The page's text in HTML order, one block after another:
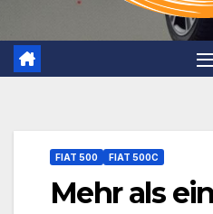
FIAT 500 FIAT 500C
Mehr als